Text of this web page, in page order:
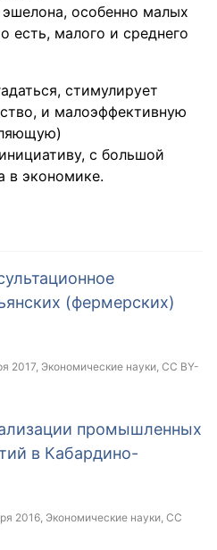
особенно малых
есть, малого и среднего
стимулирует
и малоэффективную
с большой
в экономике.
(фермерских)
2017, Экономические науки, CC BY-
промышленных
в Кабардино-
2016, Экономические науки, CC